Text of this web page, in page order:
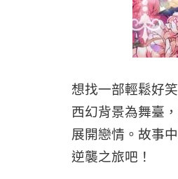
想找一部輕鬆好
西幻背景為舞臺
展開戀情。故事
逆襲之旅吧！